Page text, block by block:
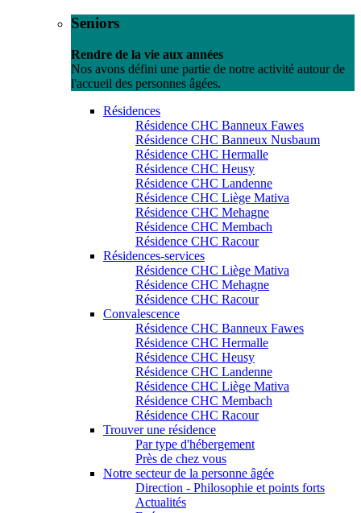
Seniors
Rendre de la vie aux années
Nos avons défini une partie de notre activité autour de
l'accueil des personnes âgées.
Résidences
Résidence CHC Banneux Fawes
Résidence CHC Banneux Nusbaum
Résidence CHC Hermalle
Résidence CHC Heusy
Résidence CHC Landenne
Résidence CHC Liège Mativa
Résidence CHC Mehagne
Résidence CHC Membach
Résidence CHC Racour
Résidences-services
Résidence CHC Liège Mativa
Résidence CHC Mehagne
Résidence CHC Racour
Convalescence
Résidence CHC Banneux Fawes
Résidence CHC Hermalle
Résidence CHC Heusy
Résidence CHC Landenne
Résidence CHC Liège Mativa
Résidence CHC Membach
Résidence CHC Racour
Trouver une résidence
Par type d'hébergement
Près de chez vous
Notre secteur de la personne âgée
Direction - Philosophie et points forts
Actualités